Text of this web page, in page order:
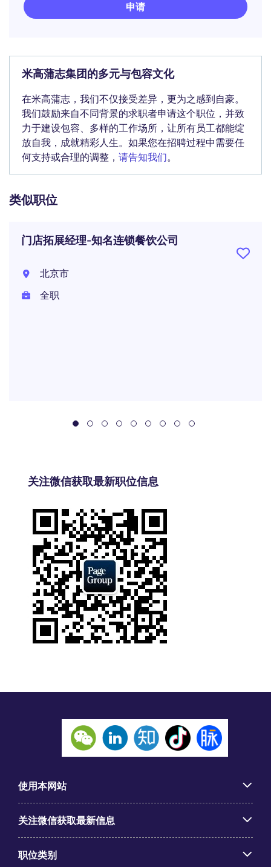
申请
米高蒲志集团的多元与包容文化
在米高蒲志，我们不仅接受差异，更为之感到自豪。
我们鼓励来自不同背景的求职者申请这个职位，并致
力于建设包容、多样的工作场所，让所有员工都能绽
放自我，成就精彩人生。如果您在招聘过程中需要任
何支持或合理的调整， 请告知我们。
类似职位
门店拓展经理-知名连锁餐饮公司
北京市
全职
关注微信获取最新职位信息
使用本网站
关注微信获取最新信息
职位类别